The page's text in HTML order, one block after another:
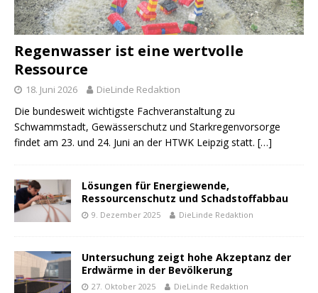
Regenwasser ist eine wertvolle
Ressource
18. Juni 2026 DieLinde Redaktion
Die bundesweit wichtigste Fachveranstaltung zu
Schwammstadt, Gewässerschutz und Starkregenvorsorge
findet am 23. und 24. Juni an der HTWK Leipzig statt. […]
Lösungen für Energiewende,
Ressourcenschutz und Schadstoffabbau
9. Dezember 2025 DieLinde Redaktion
Untersuchung zeigt hohe Akzeptanz der
Erdwärme in der Bevölkerung
27. Oktober 2025 DieLinde Redaktion